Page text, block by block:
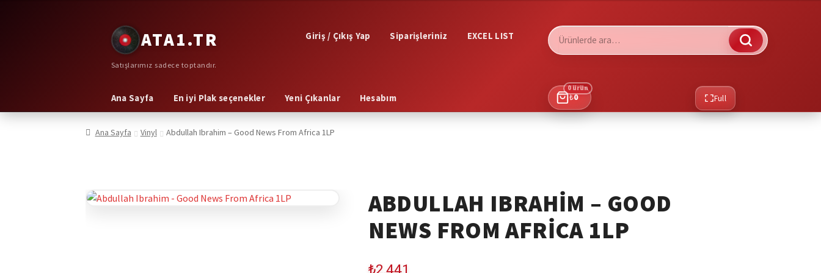
Dolaşıma
geç
İçeriğe
geç
ATA1.TR
Satışlarımız sadece toptandır.
Giriş / Çıkış Yap Siparişleriniz
EXCEL LIST
Ara:
Ana Sayfa En iyi Plak seçenekler Yeni Çıkanlar Hesabım ₺0
0 ürün
Full
Ana Sayfa Vinyl Abdullah Ibrahim – Good News From Africa 1LP
ABDULLAH IBRAHIM – GOOD
NEWS FROM AFRICA 1LP